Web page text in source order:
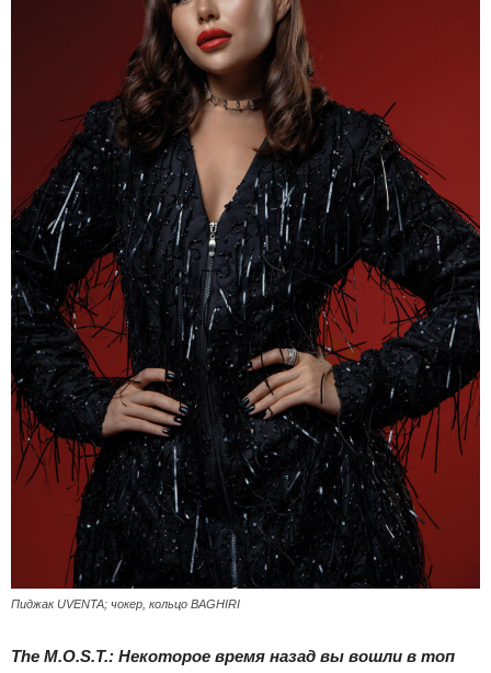
Пиджак UVENTA; чокер, кольцо BAGHIRI
The M.O.S.T.: Некоторое время назад вы вошли в топ